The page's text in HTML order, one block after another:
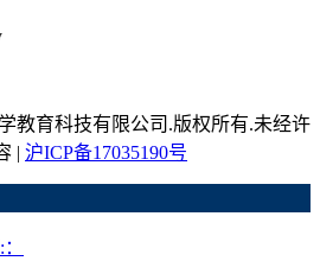
教育科技有限公司.版权所有.未经许
| 沪ICP备17035190号